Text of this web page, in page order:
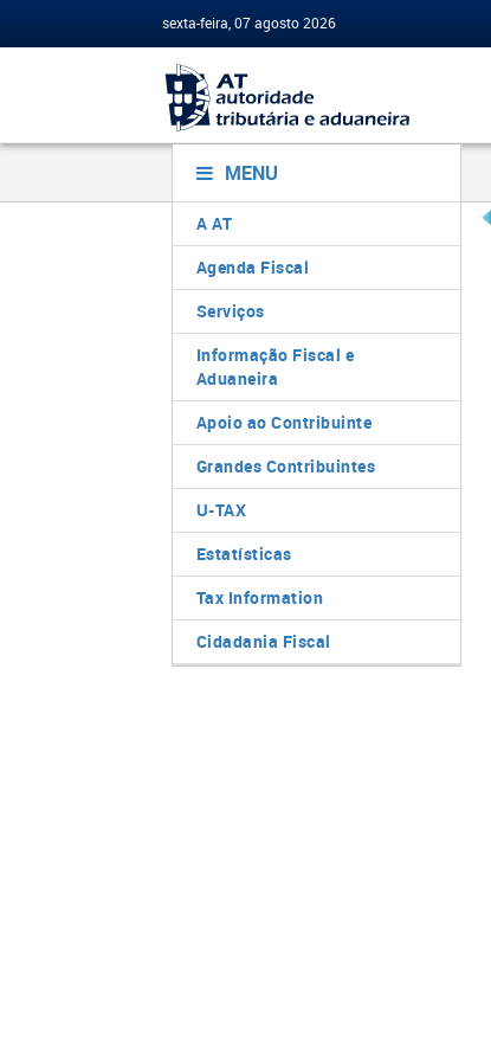
sexta-feira, 07 agosto 2026
MENU
A AT
Agenda Fiscal
Serviços
Informação Fiscal e
Aduaneira
Apoio ao Contribuinte
Grandes Contribuintes
U-TAX
Estatísticas
Tax Information
Cidadania Fiscal